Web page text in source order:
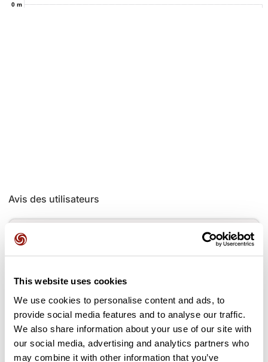
This website uses cookies
We use cookies to personalise content and ads, to
provide social media features and to analyse our traffic.
We also share information about your use of our site with
our social media, advertising and analytics partners who
may combine it with other information that you’ve
0 m
Avis des utilisateurs
Soyez le premier à ajouter un avis !
Ajouter un avis
Cols le long du parcours